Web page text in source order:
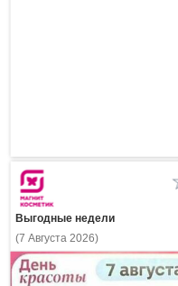
Выгодные недели
(7 Августа 2026)